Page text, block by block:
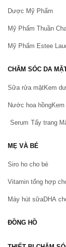
Bạn gặp vấn
Hãy báo lỗi cho
Dược Mỹ Phẩm
Mỹ Phẩm Thuần
Mỹ Phẩm Estee
CHĂM SÓC DA
Sữa rửa mặtKem
Nước hoa hồng
Serum Tẩy trang
MẸ VÀ BÉ
Siro ho cho bé
Vitamin tổng hợp
Máy hút sữaDHA
ĐỒNG HỒ